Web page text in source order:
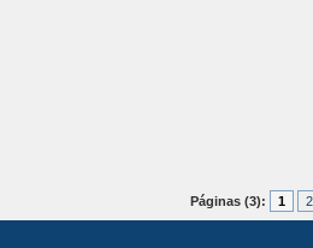
Páginas (3): 1 2